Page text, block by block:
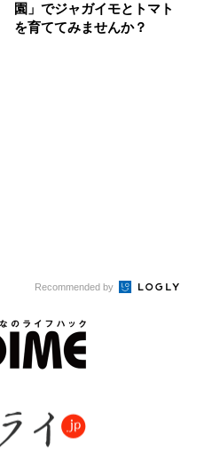
園」でジャガイモとトマト
を育ててみませんか？
Recommended by